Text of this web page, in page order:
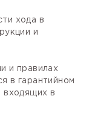
хода в
и
и правилах
в гарантийном
входящих в